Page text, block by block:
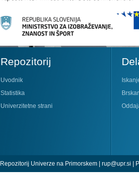
Repozitorij
Uvodnik
Statistika
Univerzitetne strani
Repozitorij Univerze na Primorskem | rup@upr.si |